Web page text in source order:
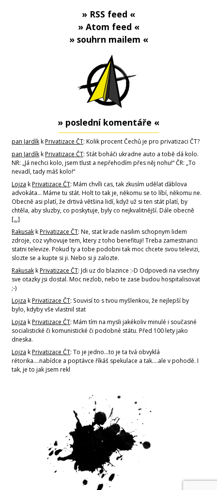
» RSS feed «
» Atom feed «
» souhrn mailem «
» poslední komentáře «
pan JardíkkPrivatizace ČT: Kolik procent Čechů je pro privatizaci ČT?
pan JardíkkPrivatizace ČT: Stát boháči ukradne auto a tobě dá kolo.
NR: „Já nechci kolo, jsem tlust a nepřehodím přes něj nohu!“ ČR: „To
nevadí, tady máš kolo!“
Lojza kPrivatizace ČT: Mám chvíli cas, tak zkusím udělat ďáblova
advokáta... Máme tu stát. Holt to tak je, někomu se to líbí, někomu ne.
Obecně asi platí, že drtivá většina lidí, když už si ten stát platí, by
chtěla, aby sluzby, co poskytuje, byly co nejkvalitnější. Dále obecně
[…]
RakusakkPrivatizace ČT: Ne, stat krade nasilim schopnym lidem
zdroje, coz vyhovuje tem, ktery z toho benefituji! Treba zamestnanci
statni televize. Pokud ty a tobe podobni tak moc chcete svou televizi,
slozte se a kupte si ji. Nebo si ji zalozte.
RakusakkPrivatizace ČT: Jdi uz do blazince :-D Odpovedi na vsechny
sve otazky jsi dostal. Moc nezlob, nebo te zase budou hospitalisovat
;-)
Lojza kPrivatizace ČT: Souvisí to s tvou myšlenkou, že nejlepší by
bylo, kdyby vše vlastnil stat
Lojza kPrivatizace ČT: Mám tím na mysli jakékoliv minulé i současné
socialistické či komunistické či podobné státu. Před 100 lety jako
dneska.
Lojza kPrivatizace ČT: To je jedno...to je ta tvá obvyklá
rétorika....nabídce a poptávce říkáš spekulace a tak....ale v pohodě. I
tak, je to jak jsem rekl